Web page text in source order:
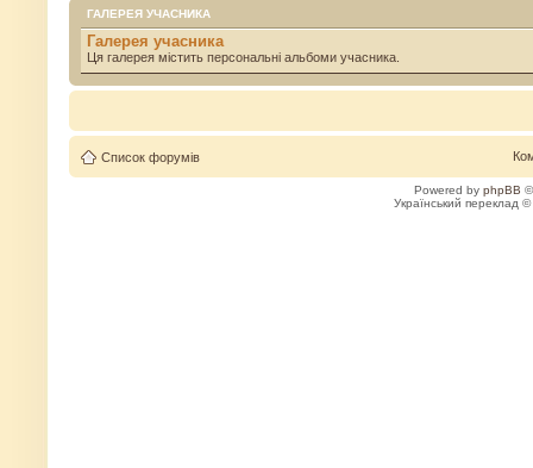
ГАЛЕРЕЯ УЧАСНИКА
Галерея учасника
Ця галерея містить персональні альбоми учасника.
Список форумів
Powered by phpBB
Український переклад